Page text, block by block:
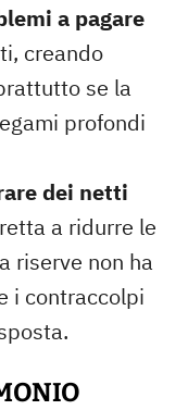
a pagare
creando
se la
profondi
dei netti
a ridurre le
riserve non ha
i contraccolpi